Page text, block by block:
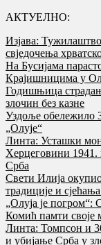
АКТУЕЛНО:
Изјава:
свједочења
На Бусијама
Крајишницима у
Годишњица
злочин без казне
Уздоље обележило
„Олује“
Линта: Усташки
Херцеговини
Срба
Свети Илија
традиције и
„Олуја је погром“:
Комић памти своје
Линта: Томпсон и
и убијање Срба у